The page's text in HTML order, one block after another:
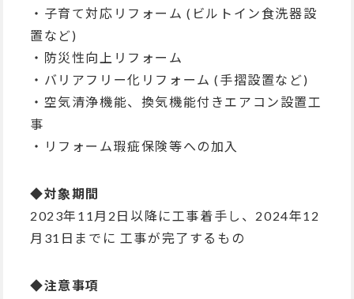
・子育て対応リフォーム (ビルトイン食洗器設
置など)
・防災性向上リフォーム
・バリアフリー化リフォーム (手摺設置など)
・空気清浄機能、換気機能付きエアコン設置工
事
・リフォーム瑕疵保険等への加入
◆対象期間
2023年11月2日以降に工事着手し、2024年12
月31日までに 工事が完了するもの
◆注意事項